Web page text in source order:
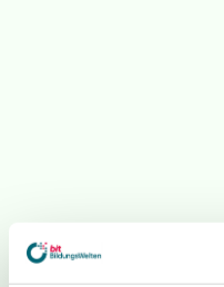
Sie fragen sich, wie man bei